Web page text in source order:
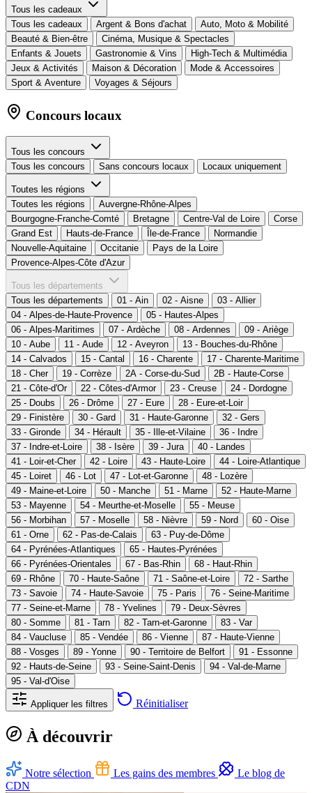
Tous les cadeaux
Tous les cadeaux
Argent & Bons d'achat
Auto, Moto & Mobilité
Beauté & Bien-être
Cinéma, Musique & Spectacles
Enfants & Jouets
Gastronomie & Vins
High-Tech & Multimédia
Jeux & Activités
Maison & Décoration
Mode & Accessoires
Sport & Aventure
Voyages & Séjours
Concours locaux
Tous les concours
Tous les concours
Sans concours locaux Locaux uniquement
Toutes les régions
Toutes les régions
Auvergne-Rhône-Alpes
Bourgogne-Franche-Comté
Bretagne Centre-Val de Loire
Corse
Grand Est
Hauts-de-France Île-de-France
Normandie
Nouvelle-Aquitaine
Occitanie
Pays de la Loire
Provence-Alpes-Côte d'Azur
Tous les départements
Tous les départements
01 - Ain 02 - Aisne
03 - Allier
04 - Alpes-de-Haute-Provence
05 - Hautes-Alpes
06 - Alpes-Maritimes
07 - Ardèche 08 - Ardennes
09 - Ariège
10 - Aube
11 - Aude 12 - Aveyron
13 - Bouches-du-Rhône
14 - Calvados
15 - Cantal 16 - Charente
17 - Charente-Maritime
18 - Cher
19 - Corrèze 2A - Corse-du-Sud
2B - Haute-Corse
21 - Côte-d'Or
22 - Côtes-d'Armor 23 - Creuse
24 - Dordogne
25 - Doubs
26 - Drôme 27 - Eure
28 - Eure-et-Loir
29 - Finistère
30 - Gard 31 - Haute-Garonne
32 - Gers
33 - Gironde
34 - Hérault 35 - Ille-et-Vilaine
36 - Indre
37 - Indre-et-Loire
38 - Isère 39 - Jura
40 - Landes
41 - Loir-et-Cher
42 - Loire 43 - Haute-Loire
44 - Loire-Atlantique
45 - Loiret
46 - Lot 47 - Lot-et-Garonne
48 - Lozère
49 - Maine-et-Loire
50 - Manche 51 - Marne
52 - Haute-Marne
53 - Mayenne
54 - Meurthe-et-Moselle
55 - Meuse
56 - Morbihan
57 - Moselle 58 - Nièvre 59 - Nord
60 - Oise
61 - Orne
62 - Pas-de-Calais
63 - Puy-de-Dôme
64 - Pyrénées-Atlantiques
65 - Hautes-Pyrénées
66 - Pyrénées-Orientales
67 - Bas-Rhin
68 - Haut-Rhin
69 - Rhône
70 - Haute-Saône 71 - Saône-et-Loire
72 - Sarthe
73 - Savoie
74 - Haute-Savoie 75 - Paris
76 - Seine-Maritime
77 - Seine-et-Marne
78 - Yvelines
79 - Deux-Sèvres
80 - Somme
81 - Tarn 82 - Tarn-et-Garonne
83 - Var
84 - Vaucluse
85 - Vendée 86 - Vienne
87 - Haute-Vienne
88 - Vosges
89 - Yonne 90 - Territoire de Belfort
91 - Essonne
92 - Hauts-de-Seine
93 - Seine-Saint-Denis
94 - Val-de-Marne
95 - Val-d'Oise
Appliquer les filtres Réinitialiser
À découvrir
Notre sélection Les gains des membres
Le blog de
CDN